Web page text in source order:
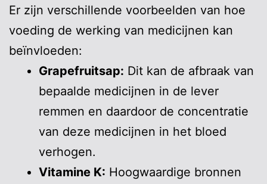
Er zijn verschillende voorbeelden van hoe
voeding de werking van medicijnen kan
beïnvloeden:
Grapefruitsap: Dit kan de afbraak van
bepaalde medicijnen in de lever
remmen en daardoor de concentratie
van deze medicijnen in het bloed
verhogen.
Vitamine K: Hoogwaardige bronnen